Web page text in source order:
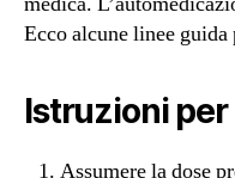
Ecco alcune linee guida
Istruzioni per
Assumere la dose